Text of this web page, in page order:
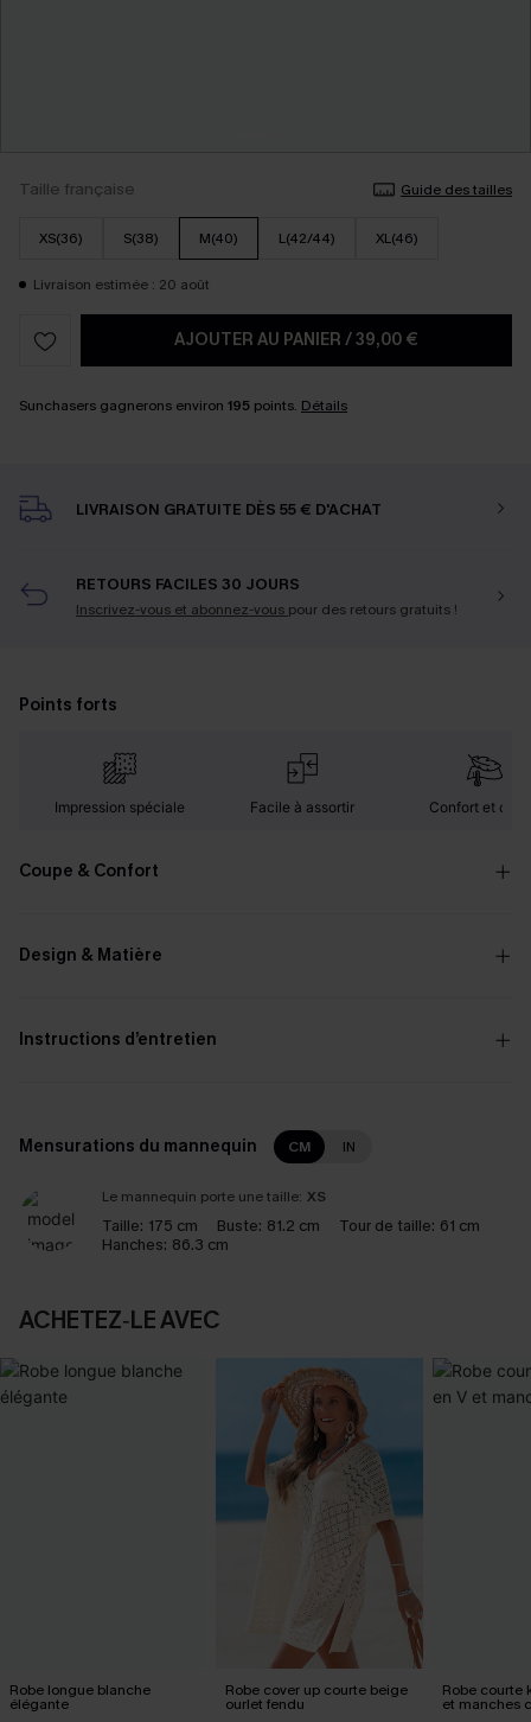
Taille française Guide des tailles
XS(36) S(38) M(40) L(42/44) XL(46)
Livraison estimée : 20 août
AJOUTER AU PANIER /39,00 €
Sunchasers gagnerons environ 195 points. Détails
LIVRAISON GRATUITE DÈS 55 € D'ACHAT
RETOURS FACILES 30 JOURS
Inscrivez-vous et abonnez-vous pour des retours gratuits !
Points forts
Impression spéciale Facile à assortir Confort et
Coupe & Confort
Design & Matière
Instructions d’entretien
Mensurations du mannequin CM IN
Le mannequin porte une taille: XS
Taille: 175 cm Buste: 81.2 cm Tour de taille: 61 cm
Hanches: 86.3 cm
ACHETEZ‑LE AVEC
Robe longue blanche
élégante
Robe cover up courte beige
ourlet fendu
Robe courte
et manches